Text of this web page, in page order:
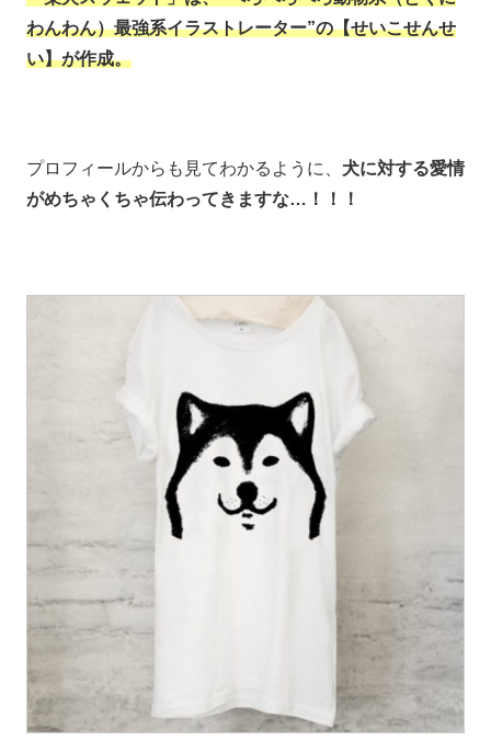
わんわん）最強系イラストレーター”の【せいこせんせ
い】が作成。
プロフィールからも見てわかるように、 犬に対する愛情
がめちゃくちゃ伝わってきますな…！！！